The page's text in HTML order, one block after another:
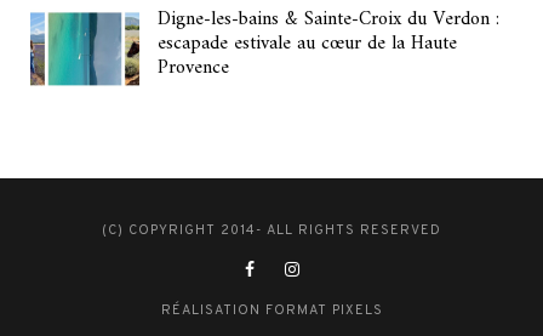
Digne-les-bains & Sainte-Croix du Verdon :
escapade estivale au cœur de la Haute
Provence
(C) COPYRIGHT 2014- ALL RIGHTS RESERVED
RÉALISATION FORMAT PIXELS